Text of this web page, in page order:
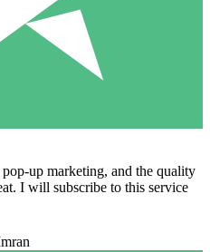
up marketing, and the quality
I will subscribe to this service